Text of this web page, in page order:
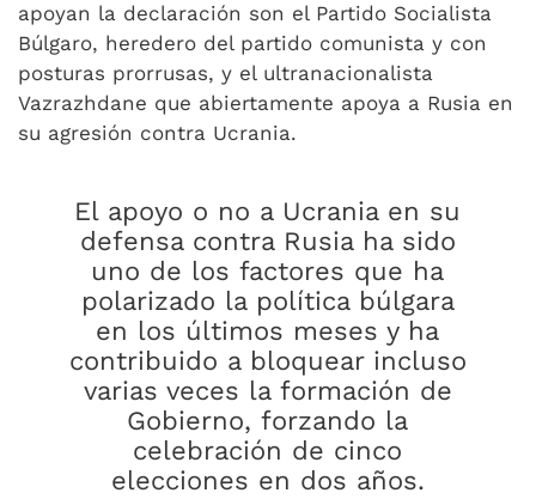
apoyan la declaración son el Partido Socialista
Búlgaro, heredero del partido comunista y con
posturas prorrusas, y el ultranacionalista
Vazrazhdane que abiertamente apoya a Rusia en
su agresión contra Ucrania.
El apoyo o no a Ucrania en su
defensa contra Rusia ha sido
uno de los factores que ha
polarizado la política búlgara
en los últimos meses y ha
contribuido a bloquear incluso
varias veces la formación de
Gobierno, forzando la
celebración de cinco
elecciones en dos años.